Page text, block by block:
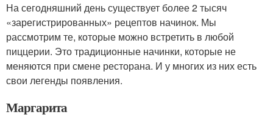
На сегодняшний день существует более 2 тысяч
«зарегистрированных» рецептов начинок. Мы
рассмотрим те, которые можно встретить в любой
пиццерии. Это традиционные начинки, которые не
меняются при смене ресторана. И у многих из них есть
свои легенды появления.
Маргарита